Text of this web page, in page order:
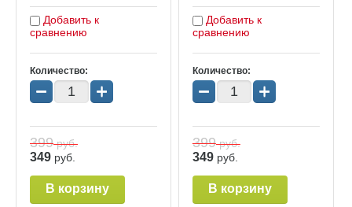
Добавить к
сравнению
Количество:
− +
399руб.
349 руб.
В корзину
Добавить к
сравнению
Количество:
− +
399руб.
349 руб.
В корзину